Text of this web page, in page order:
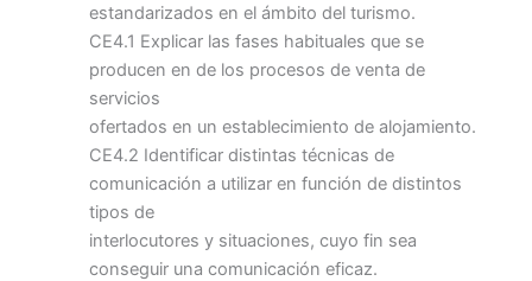
estandarizados en el ámbito del turismo.
CE4.1 Explicar las fases habituales que se
producen en de los procesos de venta de
servicios
ofertados en un establecimiento de alojamiento.
CE4.2 Identificar distintas técnicas de
comunicación a utilizar en función de distintos
tipos de
interlocutores y situaciones, cuyo fin sea
conseguir una comunicación eficaz.